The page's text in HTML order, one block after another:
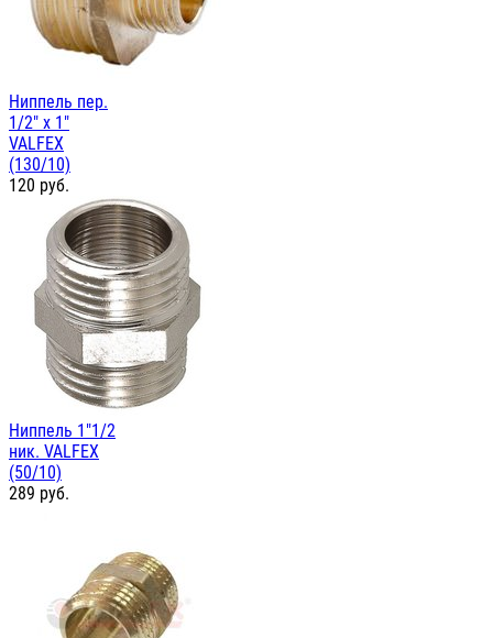
Ниппель пер.
1/2" х 1"
VALFEX
(130/10)
120 руб.
Ниппель 1"1/2
ник. VALFEX
(50/10)
289 руб.